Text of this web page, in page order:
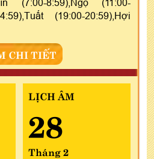
(7:00-8:59),Ngọ (11:00-
(19:00-20:59),Hợi
CHI TIẾT
LỊCH ÂM
28
Tháng 2